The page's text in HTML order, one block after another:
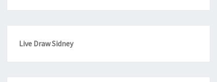
Live Draw Sidney